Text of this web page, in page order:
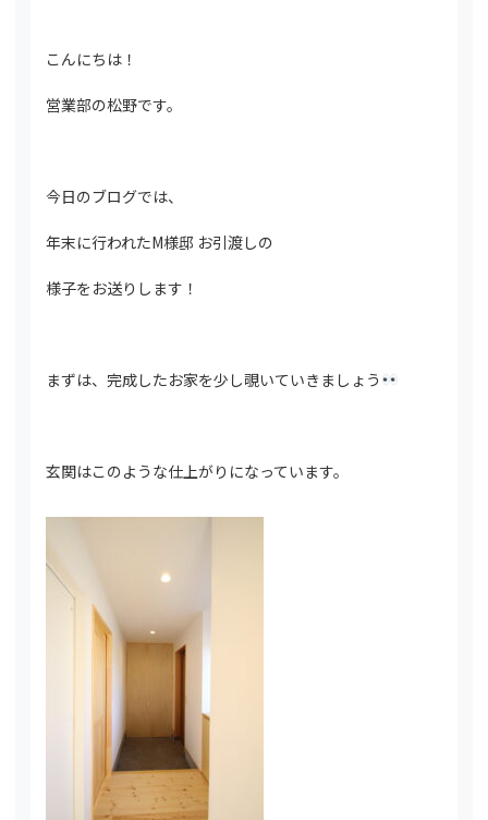
こんにちは！
営業部の松野です。
今日のブログでは、
年末に行われたM様邸 お引渡しの
様子をお送りします！
まずは、完成したお家を少し覗いていきましょう
玄関はこのような仕上がりになっています。